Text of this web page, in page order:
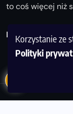
Korzystanie ze
Polityki
to coś więcej niż
Biegaj z nami i